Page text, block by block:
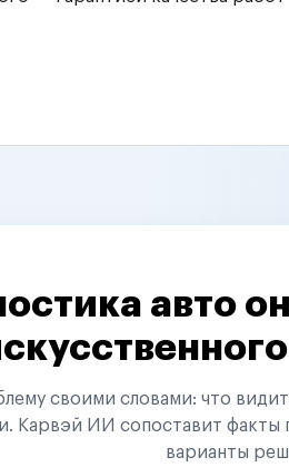
авто
своими словами: что
Карвэй ИИ сопоставит факты
варианты